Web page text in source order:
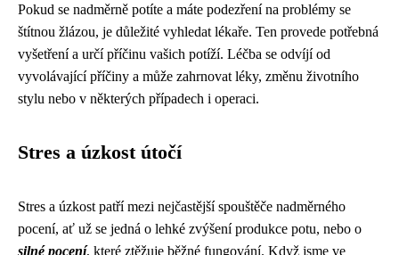
Pokud se nadměrně potíte a máte podezření na problémy se
štítnou žlázou, je důležité vyhledat lékaře. Ten provede potřebná
vyšetření a určí příčinu vašich potíží. Léčba se odvíjí od
vyvolávající příčiny a může zahrnovat léky, změnu životního
stylu nebo v některých případech i operaci.
Stres a úzkost útočí
Stres a úzkost patří mezi nejčastější spouštěče nadměrného
pocení, ať už se jedná o lehké zvýšení produkce potu, nebo o
silné pocení, které ztěžuje běžné fungování. Když jsme ve